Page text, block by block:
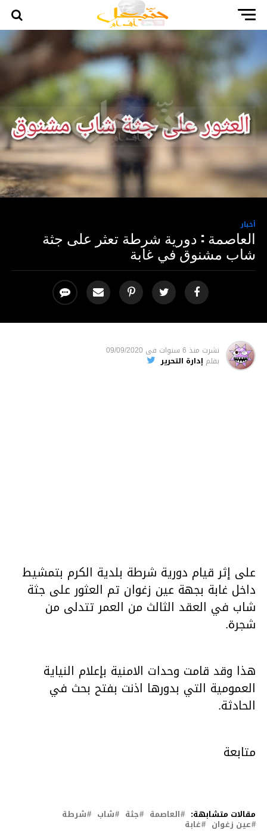
أخبار
العاصمة : دورية شرطة تعثر على جثة
شاب مشنوق في غابة
نشرت منذ 6 سنوات فى 09/09/2020
بقلم إدارة التحرير
على إثر قيام دورية شرطة بلدية الكرم بتمشيط
داخل غابة بجهة عين زغوان تم العثور على جثة
شاب في العقد الثالث من العمر تتدلى من
شجرة.
هذا وقد قامت وحدات الامنية بإعلام النياية
العمومية التي بدورها اذنت بفتح بحث في
الحادثة.
متابعة
مقالات متشابهة: العاصمة جثة شاب شرطة
عين زغوان غابة